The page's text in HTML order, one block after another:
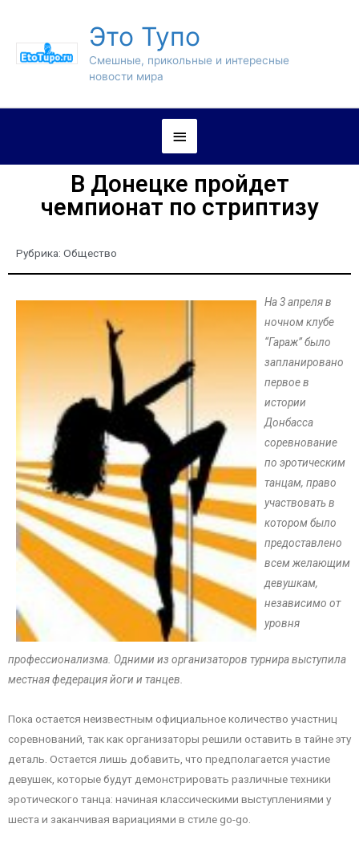
Это Тупо
Смешные, прикольные и интересные
новости мира
В Донецке пройдет
чемпионат по стриптизу
Рубрика: Общество
На 3 апреля в
ночном клубе
“Гараж” было
запланировано
первое в
истории
Донбасса
соревнование
по эротическим
танцам, право
участвовать в
котором было
предоставлено
всем желающим
девушкам,
независимо от
уровня
профессионализма. Одними из организаторов турнира выступила
местная федерация йоги и танцев.
Пока остается неизвестным официальное количество участниц
соревнований, так как организаторы решили оставить в тайне эту
деталь. Остается лишь добавить, что предполагается участие
девушек, которые будут демонстрировать различные техники
эротического танца: начиная классическими выступлениями у
шеста и заканчивая вариациями в стиле go-go.